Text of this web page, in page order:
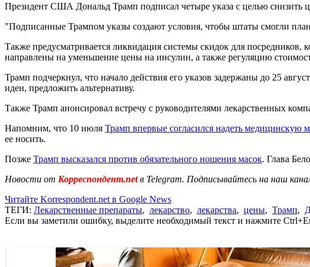
Президент США Дональд Трамп подписал четыре указа с целью снизить
"Подписанные Трампом указы создают условия, чтобы штаты смогли
Также предусматривается ликвидация системы скидок для
направлены на уменьшение цены на инсулин, а также регуляцию
Трамп подчеркнул, что начало действия его указов задержаны до 25
идеи, предложить альтернативу.
Также Трамп анонсировал встречу с руководителями лекарственных
Напомним, что 10 июля Трамп впервые согласился надеть медицинскую
ее носить.
Позже Трамп высказался против обязательного ношения масок. Глава
Новости от Корреспондент.netв Telegram. Подписывайтесь на наш
Читайте Korrespondent.net в Google News
ТЕГИ: Лекарственные препараты, лекарство, лекарства, цены, Трамп,
Если вы заметили ошибку, выделите необходимый текст и нажмите